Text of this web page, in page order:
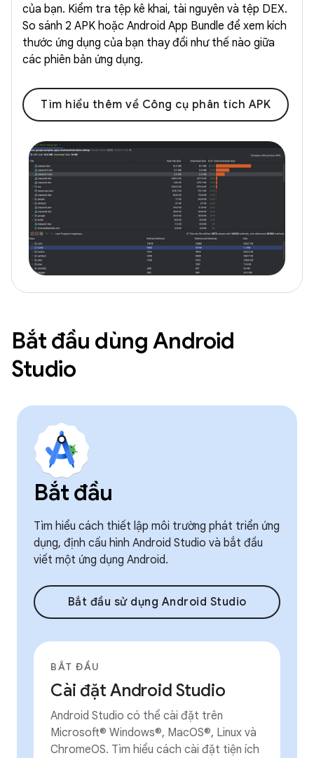
của bạn. Kiểm tra tệp kê khai, tài nguyên và tệp DEX.
So sánh 2 APK hoặc Android App Bundle để xem kích
thước ứng dụng của bạn thay đổi như thế nào giữa
các phiên bản ứng dụng.
Tìm hiểu thêm về Công cụ phân tích APK
Bắt đầu dùng Android
Studio
Bắt đầu
Tìm hiểu cách thiết lập môi trường phát triển ứng
dụng, định cấu hình Android Studio và bắt đầu
viết một ứng dụng Android.
Bắt đầu sử dụng Android Studio
BẮT ĐẦU
Cài đặt Android Studio
Android Studio có thể cài đặt trên
Microsoft® Windows®, MacOS®, Linux và
ChromeOS. Tìm hiểu cách cài đặt tiện ích